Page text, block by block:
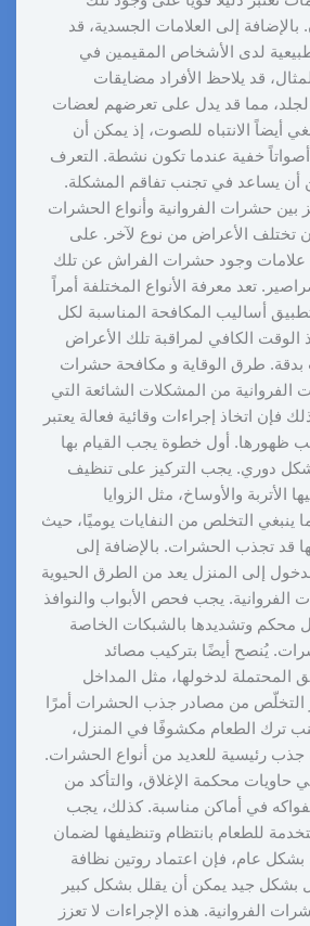
إلى العلامات الجسدية، قد
لدى الأشخاص المقيمين في
قد يلاحظ الأفراد مضايقات
مما قد يدل على تعرضهم لعضات
أيضاً الانتباه للصوت، إذ يمكن أن
خفية عندما تكون نشطة. التعرف
أن يساعد في تجنب تفاقم المشكلة.
بين حشرات الفروانية وأنواع الحشرات
تختلف الأعراض من نوع لآخر. على
علامات وجود حشرات الفراش عن تلك
تعد معرفة الأنواع المختلفة أمراً
أساليب المكافحة المناسبة لكل
الوقت الكافي لمراقبة تلك الأعراض
بدقة. طرق الوقاية و مكافحة حشرات
الفروانية من المشكلات الشائعة التي
فإن اتخاذ إجراءات وقائية فعالة يعتبر
ظهورها. أول خطوة يجب القيام بها
دوري. يجب التركيز على تنظيف
الأتربة والأوساخ، مثل الزوايا
ينبغي التخلص من النفايات يوميًا، حيث
قد تجذب الحشرات. بالإضافة إلى
إلى المنزل يعد من الطرق الحيوية
الفروانية. يجب فحص الأبواب والنوافذ
محكم وتشديدها بالشبكات الخاصة
يُنصح أيضًا بتركيب مصائد
المحتملة لدخولها، مثل المداخل
التخلّص من مصادر جذب الحشرات أمرًا
ترك الطعام مكشوفًا في المنزل،
رئيسية للعديد من أنواع الحشرات.
حاويات محكمة الإغلاق، والتأكد من
في أماكن مناسبة. كذلك، يجب
للطعام بانتظام وتنظيفها لضمان
عام، فإن اعتماد روتين نظافة
بشكل جيد يمكن أن يقلل بشكل كبير
الفروانية. هذه الإجراءات لا تعزز